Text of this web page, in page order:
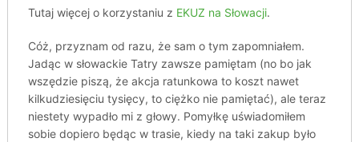
Tutaj więcej o korzystaniu z EKUZ na Słowacji.
Cóż, przyznam od razu, że sam o tym zapomniałem.
Jadąc w słowackie Tatry zawsze pamiętam (no bo jak
wszędzie piszą, że akcja ratunkowa to koszt nawet
kilkudziesięciu tysięcy, to ciężko nie pamiętać), ale teraz
niestety wypadło mi z głowy. Pomyłkę uświadomiłem
sobie dopiero będąc w trasie, kiedy na taki zakup było